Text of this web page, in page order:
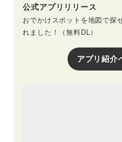
公式アプリリリース
おでかけスポットを地図で探
れました！（無料DL）
アプリ紹介